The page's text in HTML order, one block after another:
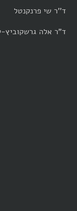
ד''ר שי פרנקנטל
ד"ר אלה